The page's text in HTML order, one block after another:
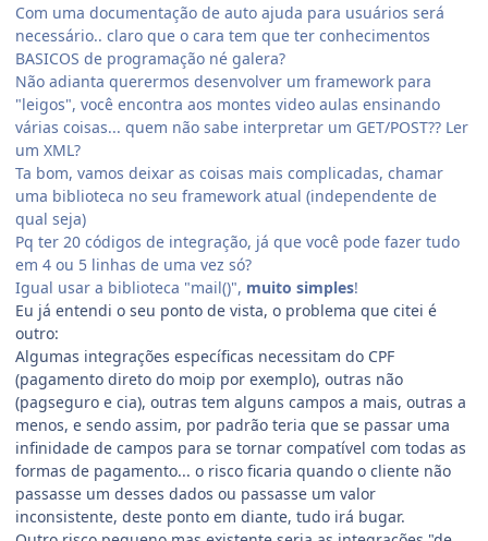
Com uma documentação de auto ajuda para usuários será
necessário.. claro que o cara tem que ter conhecimentos
BASICOS de programação né galera?
Não adianta querermos desenvolver um framework para
"leigos", você encontra aos montes video aulas ensinando
várias coisas... quem não sabe interpretar um GET/POST?? Ler
um XML?
Ta bom, vamos deixar as coisas mais complicadas, chamar
uma biblioteca no seu framework atual (independente de
qual seja)
Pq ter 20 códigos de integração, já que você pode fazer tudo
em 4 ou 5 linhas de uma vez só?
Igual usar a biblioteca "mail()", muito simples!
Eu já entendi o seu ponto de vista, o problema que citei é
outro:
Algumas integrações específicas necessitam do CPF
(pagamento direto do moip por exemplo), outras não
(pagseguro e cia), outras tem alguns campos a mais, outras a
menos, e sendo assim, por padrão teria que se passar uma
infinidade de campos para se tornar compatível com todas as
formas de pagamento... o risco ficaria quando o cliente não
passasse um desses dados ou passasse um valor
inconsistente, deste ponto em diante, tudo irá bugar.